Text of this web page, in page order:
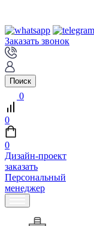
Заказать звонок
Поиск
0
0
0
Дизайн-проект
заказать
Персональный
менеджер